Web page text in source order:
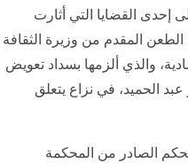
إحدى القضايا التي أثارت
الطعن المقدم من وزيرة الثقافة
والذي ألزمها بسداد تعويض
سهير عبد الحميد، في نزاع يتعلق
الصادر من المحكمة